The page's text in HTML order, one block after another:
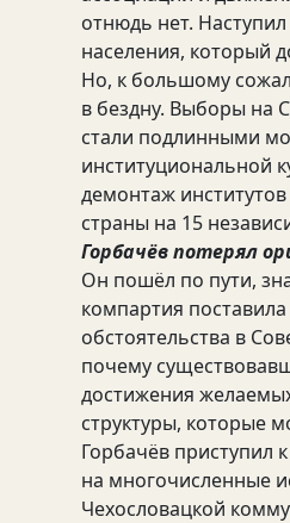
отнюдь нет.
населения, который
Но, к большому
в бездну. Выборы на
стали подлинными
институциональной
демонтаж
страны на 15
Горбачёв потерял
Он пошёл по пути,
компартия
обстоятельства в
почему
достижения
структуры, которые
Горбачёв приступил
на многочисленные
Чехословацкой